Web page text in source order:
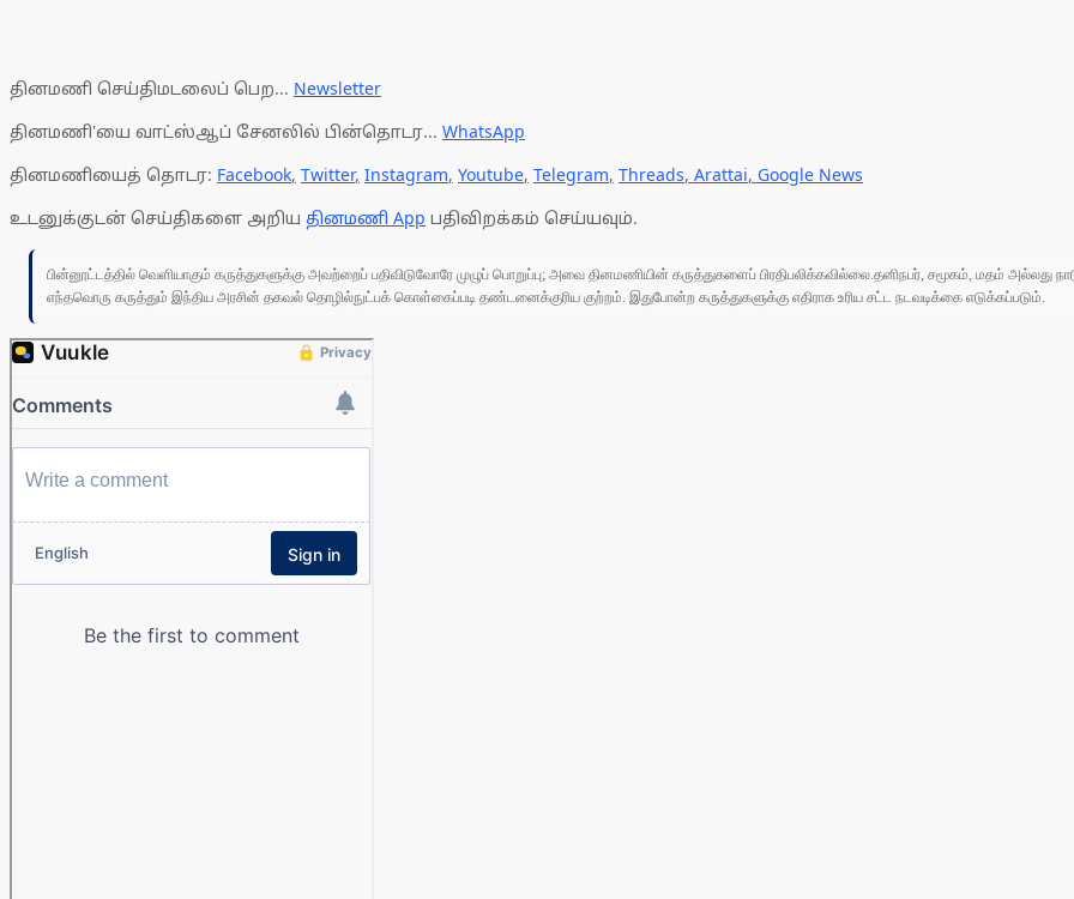
தினமணி செய்திமடலைப் பெற... Newsletter
தினமணி'யை வாட்ஸ்ஆப் சேனலில் பின்தொடர... WhatsApp
தினமணியைத் தொடர: Facebook, Twitter, Instagram, Youtube, Telegram, Threads, Arattai, Google News
உடனுக்குடன் செய்திகளை அறிய தினமணி App பதிவிறக்கம் செய்யவும்.
பின்னூட்டத்தில் வெளியாகும் கருத்துகளுக்கு அவற்றைப் பதிவிடுவோரே முழுப் பொறுப்பு; அவை தினமணியின் கருத்துகளைப் பிரதிபலிக்கவில்லை.தனிநபர், சமூகம், மதம் அல்லது
எந்தவொரு கருத்தும் இந்திய அரசின் தகவல் தொழில்நுட்பக் கொள்கைப்படி தண்டனைக்குரிய குற்றம். இதுபோன்ற கருத்துகளுக்கு எதிராக உரிய சட்ட நடவடிக்கை எடுக்கப்படும்.